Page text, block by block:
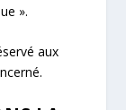
».
aux